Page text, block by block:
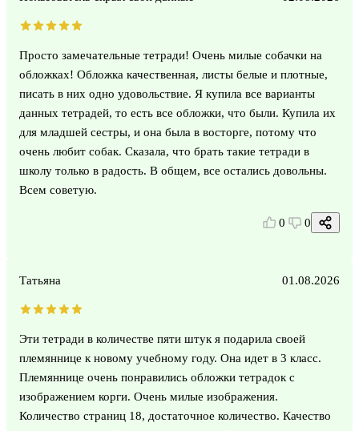
Просто замечательные тетради! Очень милые собачки на
обложках! Обложка качественная, листы белые и плотные,
писать в них одно удовольствие. Я купила все варианты
данных тетрадей, то есть все обложки, что были. Купила их
для младшей сестры, и она была в восторге, потому что
очень любит собак. Сказала, что брать такие тетради в
школу только в радость. В общем, все остались довольны.
Всем советую.
0 0
Татьяна 01.08.2026
Эти тетради в количестве пяти штук я подарила своей
племяннице к новому учебному году. Она идет в 3 класс.
Племяннице очень понравились обложки тетрадок с
изображением корги. Очень милые изображения.
Количество страниц 18, достаточное количество. Качество